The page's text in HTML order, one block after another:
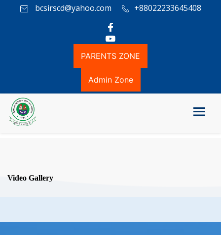
bcsirscd@yahoo.com +88022233645408
PARENTS ZONE
Admin Zone
Video Gallery